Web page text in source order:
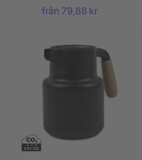
från 79,88 kr